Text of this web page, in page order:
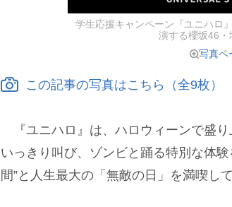
学生応援キャンペーン『ユニハロ
演する櫻坂46・
写真ペ
この記事の写真はこちら（全9枚）
『ユニハロ』は、ハロウィーンで盛
いっきり叫び、ゾンビと踊る特別な体
間”と人生最大の「無敵の日」を満喫し